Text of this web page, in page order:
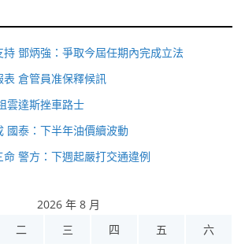
鄧炳強：爭取今屆任期內完成立法
倉管員准保釋候訊
雲達斯挫車路士
國泰：下半年油價續波動
命 警方：下週起嚴打交通違例
2026 年 8 月
二 三 四 五 六